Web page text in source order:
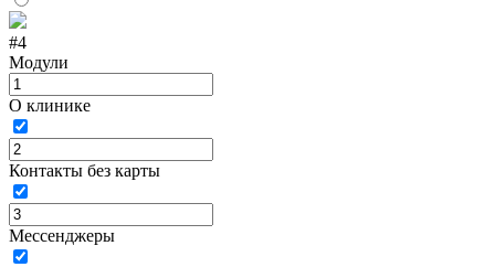
#4
Модули
О клинике
Контакты без карты
Мессенджеры